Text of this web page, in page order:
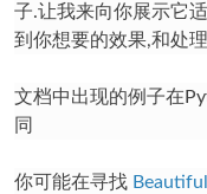
子.让我来向你展示它
到你想要的效果,和处
文档中出现的例子在
同
你可能在寻找